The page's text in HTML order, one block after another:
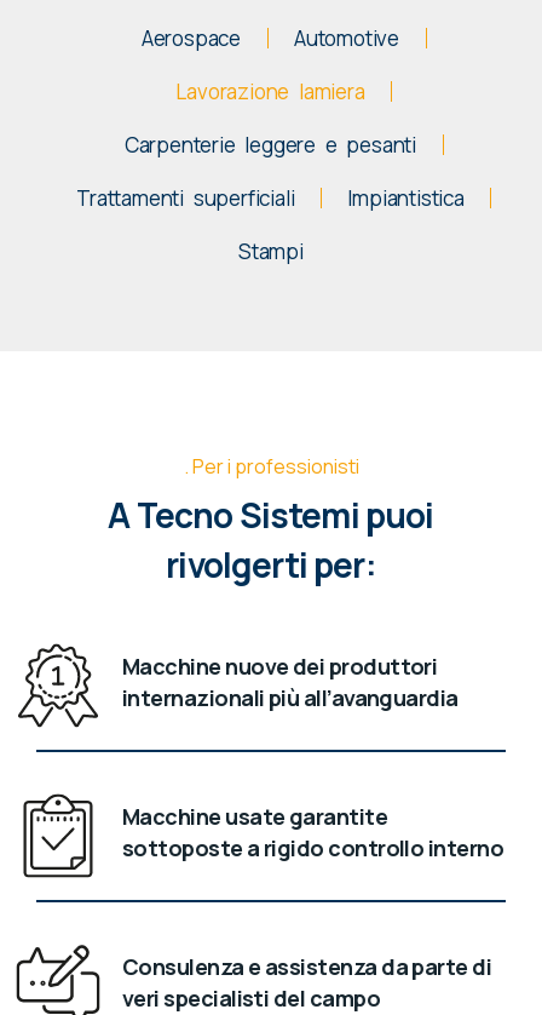
Aerospace
Automotive
Lavorazione lamiera
Carpenterie leggere e pesanti
Trattamenti superficiali
Impiantistica
Stampi
Per i professionisti
A Tecno Sistemi puoi
rivolgerti per:
Macchine nuove dei produttori
internazionali più all’avanguardia
Macchine usate garantite
sottoposte a rigido controllo interno
Consulenza e assistenza da parte di
veri specialisti del campo